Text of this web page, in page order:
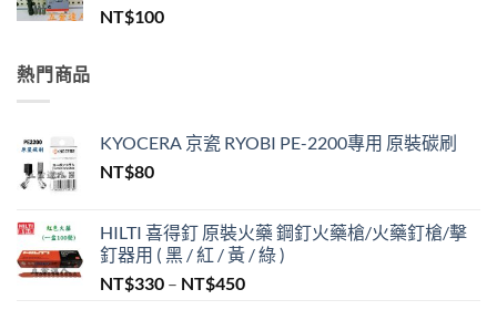
NT$100
熱門商品
KYOCERA 京瓷 RYOBI PE-2200專用 原裝碳刷
NT$80
HILTI 喜得釘 原裝火藥 鋼釘火藥槍/火藥釘槍/擊
釘器用 ( 黑 / 紅 / 黃 / 綠 )
NT$330 – NT$450價